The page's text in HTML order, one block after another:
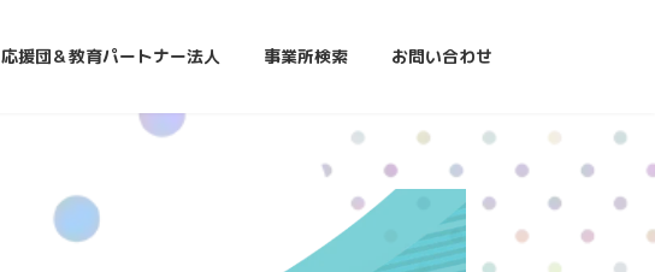
応援団＆教育パートナー法人 事業所検索 お問い合わせ